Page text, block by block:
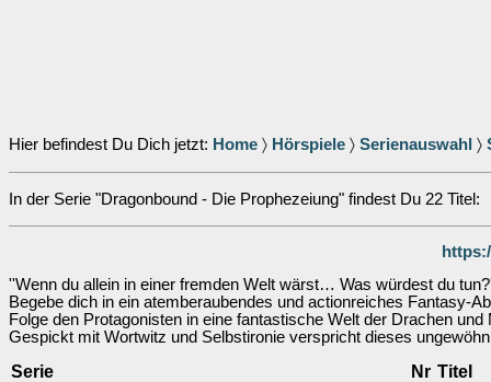
Hier befindest Du Dich jetzt: Home 〉 Hörspiele 〉 Serienauswahl 〉
In der Serie "Dragonbound - Die Prophezeiung" findest Du 22 Titel:
''Wenn du allein in einer fremden Welt wärst… Was würdest du
Begebe dich in ein atemberaubendes und actionreiches Fantasy-
Folge den Protagonisten in eine fantastische Welt der Drachen und
Gespickt mit Wortwitz und Selbstironie verspricht dieses
Serie Nr Titel